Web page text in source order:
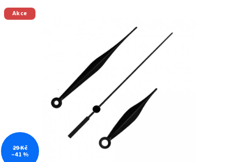
hvězdiček.
Akce
29 Kč
–41 %